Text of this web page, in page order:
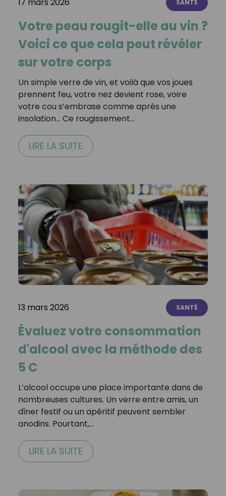
17 mars 2026 SANTÉ
Votre peau rougit-elle au vin ?
Voici ce que cela peut révéler
sur votre corps
Un simple verre de vin, et voilà que vos joues
prennent feu, votre nez devient rose, voire
votre cou s’embrase comme après une
insolation… Ce rougissement…
LIRE LA SUITE
13 mars 2026 SANTÉ
Évaluez votre consommation
d'alcool avec la méthode des
5 C
L’alcool occupe une place importante dans de
nombreuses cultures. Un verre entre amis, un
dîner festif ou un apéritif peuvent sembler
anodins. Pourtant,…
LIRE LA SUITE